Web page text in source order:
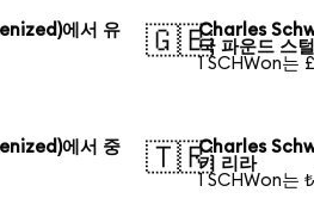
에서 유
🇬🇧Charles
국 파운드 스
1 SCHWon는
에서 중
🇹🇷Charles
키 리라
1 SCHWon는